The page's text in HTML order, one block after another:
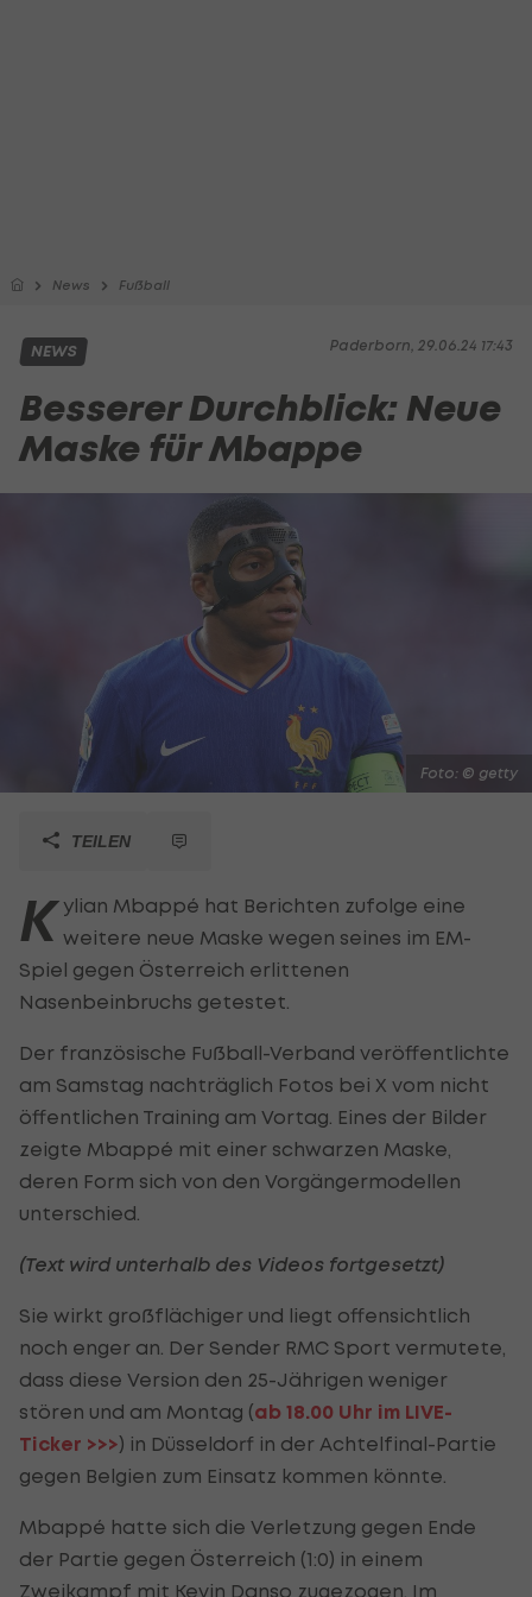
News Fußball
Paderborn, 29.06.24 17:43
NEWS
Besserer Durchblick: Neue
Maske für Mbappe
Foto: © getty
TEILEN
K ylian Mbappé hat Berichten zufolge eine
weitere neue Maske wegen seines im EM-
Spiel gegen Österreich erlittenen
Nasenbeinbruchs getestet.
Der französische Fußball-Verband veröffentlichte
am Samstag nachträglich Fotos bei X vom nicht
öffentlichen Training am Vortag. Eines der Bilder
zeigte Mbappé mit einer schwarzen Maske,
deren Form sich von den Vorgängermodellen
unterschied.
(Text wird unterhalb des Videos fortgesetzt)
Sie wirkt großflächiger und liegt offensichtlich
noch enger an. Der Sender RMC Sport vermutete,
dass diese Version den 25-Jährigen weniger
stören und am Montag (ab 18.00 Uhr im LIVE-
Ticker >>>) in Düsseldorf in der Achtelfinal-Partie
gegen Belgien zum Einsatz kommen könnte.
Mbappé hatte sich die Verletzung gegen Ende
der Partie gegen Österreich (1:0) in einem
Zweikampf mit Kevin Danso zugezogen. Im